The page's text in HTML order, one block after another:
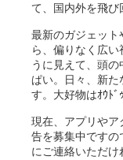
て、国内外を飛び
最新のガジェット
ら、偏りなく広
うに見えて、頭
ぱい。日々、新た
す。大好物はｵｳﾄﾞ
現在、アプリやア
告を募集中ですの
にご連絡いただけ